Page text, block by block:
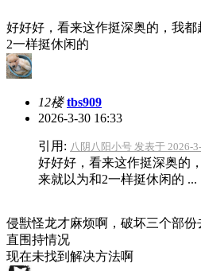
好好好，看来这作挺深奥的，我
2一样挺休闲的
12楼 tbs909
2026-3-30 16:33
引用: 八阴八阳小号 发表于 2026-
好好好，看来这作挺深奥的
来就以为和2一样挺休闲的 ...
侵獣怪龙才麻烦啊，破坏三个部
直围持情况
现在未找到解决方法啊